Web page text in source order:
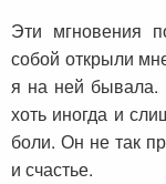
Эти мгновения
собой открыли
я на ней бывала.
хоть иногда и
боли. Он не так
и счастье.